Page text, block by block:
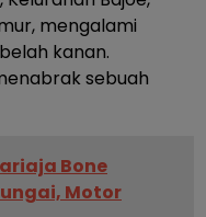
mengalami
kanan.
sebuah
Bone
Motor